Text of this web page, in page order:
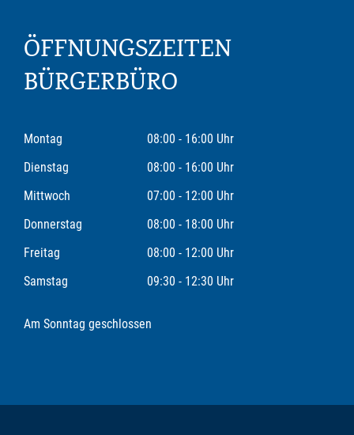
ÖFFNUNGSZEITEN
BÜRGERBÜRO
Montag
08:00 - 16:00 Uhr
Dienstag
08:00 - 16:00 Uhr
Mittwoch
07:00 - 12:00 Uhr
Donnerstag
08:00 - 18:00 Uhr
Freitag
08:00 - 12:00 Uhr
Samstag
09:30 - 12:30 Uhr
Am Sonntag geschlossen